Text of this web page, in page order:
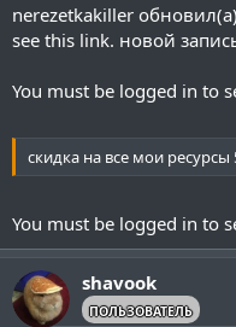
nerezetkakiller
see this link. новой
You must be logged in to
скидка на все мои ресурсы
You must be logged in to
shavook
ПОЛЬЗОВАТЕЛЬ